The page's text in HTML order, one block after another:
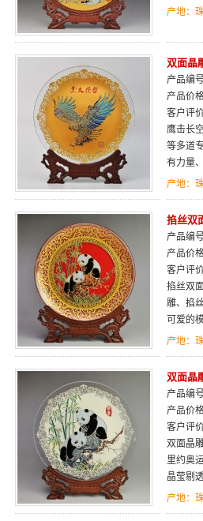
产地：
双面晶
产品编
产品价
客户评
鹰击长
等多道
有力量
产地：
掐丝双
产品编
产品价
客户评
掐丝双
雕、掐
可爱的
产地：
双面晶
产品编
产品价
客户评
双面晶
里约奥
晶莹剔
产地：